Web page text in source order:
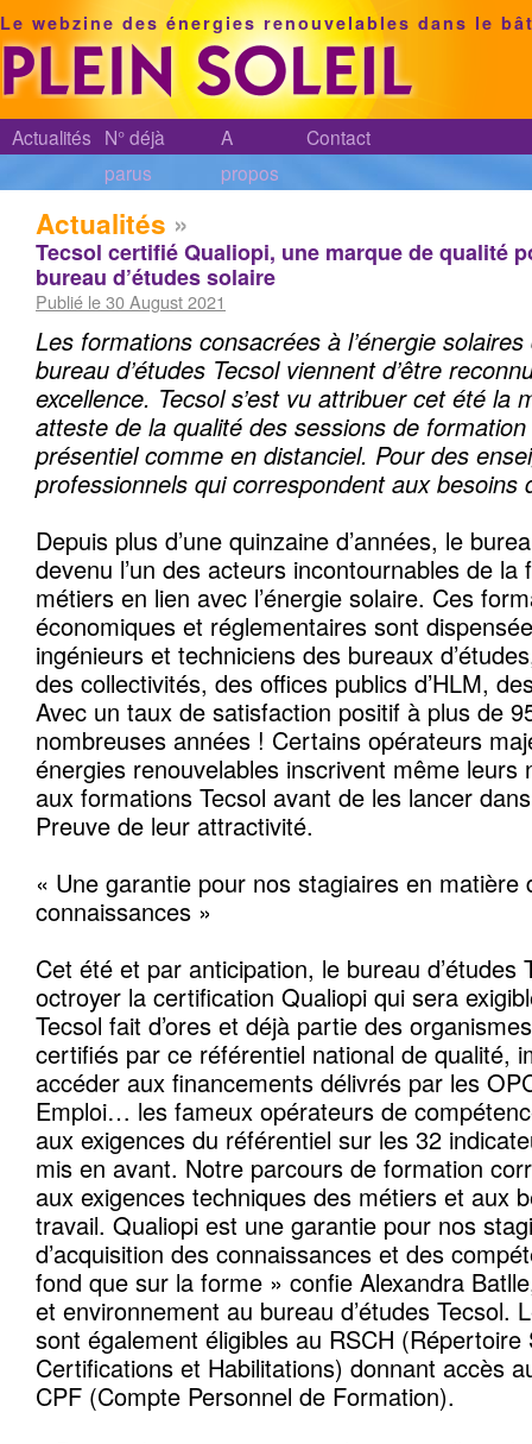
Le webzine des énergies renouvelables dans le
Actualités N° déjà
parus
A
propos
Contact
Actualités »
Tecsol certifié Qualiopi, une marque de qualité
bureau d’études solaire
Publié le 30 August 2021
Les formations consacrées à l’énergie
bureau d’études Tecsol viennent d’être
excellence. Tecsol s’est vu attribuer cet été la
atteste de la qualité des sessions de
présentiel comme en distanciel. Pour des
professionnels qui correspondent aux besoins
Depuis plus d’une quinzaine d’années, le
devenu l’un des acteurs incontournables de la
métiers en lien avec l’énergie solaire. Ces
économiques et réglementaires sont
ingénieurs et techniciens des bureaux
des collectivités, des offices publics d’HLM,
Avec un taux de satisfaction positif à plus de
nombreuses années ! Certains opérateurs
énergies renouvelables inscrivent même leurs
aux formations Tecsol avant de les lancer
Preuve de leur attractivité.
« Une garantie pour nos stagiaires en matière
connaissances »
Cet été et par anticipation, le bureau d’études
octroyer la certification Qualiopi qui sera
Tecsol fait d’ores et déjà partie des
certifiés par ce référentiel national de qualité,
accéder aux financements délivrés par les
Emploi… les fameux opérateurs de
aux exigences du référentiel sur les 32
mis en avant. Notre parcours de formation
aux exigences techniques des métiers et aux
travail. Qualiopi est une garantie pour nos
d’acquisition des connaissances et des
fond que sur la forme » confie Alexandra
et environnement au bureau d’études Tecsol.
sont également éligibles au RSCH (Répertoire
Certifications et Habilitations) donnant accès
CPF (Compte Personnel de Formation).